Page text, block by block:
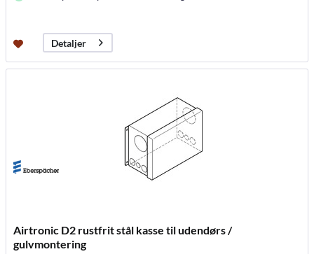
Detaljer
Airtronic D2 rustfrit stål kasse til udendørs /
gulvmontering